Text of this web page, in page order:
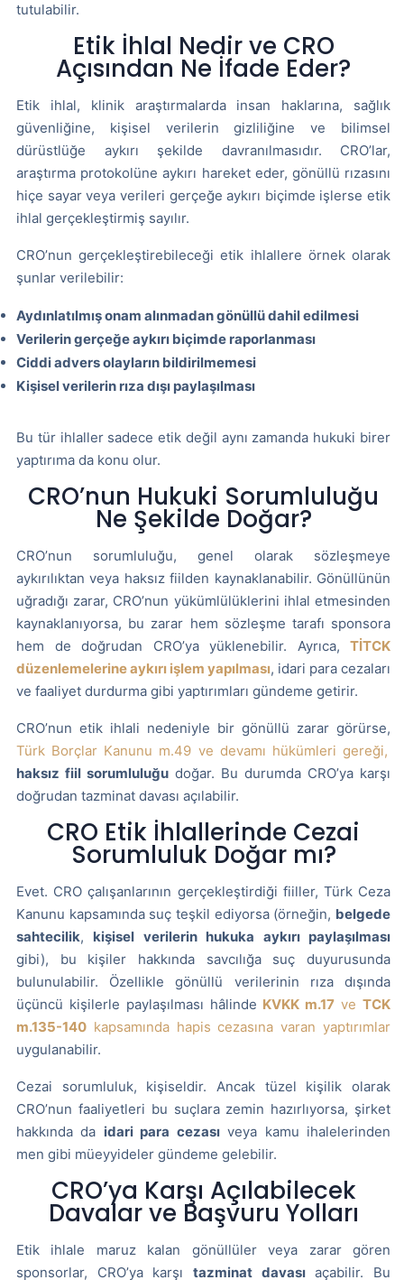
tutulabilir.
Etik İhlal Nedir ve CRO
Açısından Ne İfade Eder?
Etik ihlal, klinik araştırmalarda insan haklarına, sağlık
güvenliğine, kişisel verilerin gizliliğine ve bilimsel
dürüstlüğe aykırı şekilde davranılmasıdır. CRO’lar,
araştırma protokolüne aykırı hareket eder, gönüllü rızasını
hiçe sayar veya verileri gerçeğe aykırı biçimde işlerse etik
ihlal gerçekleştirmiş sayılır.
CRO’nun gerçekleştirebileceği etik ihlallere örnek olarak
şunlar verilebilir:
Aydınlatılmış onam alınmadan gönüllü dahil edilmesi
Verilerin gerçeğe aykırı biçimde raporlanması
Ciddi advers olayların bildirilmemesi
Kişisel verilerin rıza dışı paylaşılması
Bu tür ihlaller sadece etik değil aynı zamanda hukuki birer
yaptırıma da konu olur.
CRO’nun Hukuki Sorumluluğu
Ne Şekilde Doğar?
CRO’nun sorumluluğu, genel olarak sözleşmeye
aykırılıktan veya haksız fiilden kaynaklanabilir. Gönüllünün
uğradığı zarar, CRO’nun yükümlülüklerini ihlal etmesinden
kaynaklanıyorsa, bu zarar hem sözleşme tarafı sponsora
hem de doğrudan CRO’ya yüklenebilir. Ayrıca, TİTCK
düzenlemelerine aykırı işlem yapılması, idari para cezaları
ve faaliyet durdurma gibi yaptırımları gündeme getirir.
CRO’nun etik ihlali nedeniyle bir gönüllü zarar görürse,
Türk Borçlar Kanunu m.49 ve devamı hükümleri gereği,
haksız fiil sorumluluğu doğar. Bu durumda CRO’ya karşı
doğrudan tazminat davası açılabilir.
CRO Etik İhlallerinde Cezai
Sorumluluk Doğar mı?
Evet. CRO çalışanlarının gerçekleştirdiği fiiller, Türk Ceza
Kanunu kapsamında suç teşkil ediyorsa (örneğin, belgede
sahtecilik, kişisel verilerin hukuka aykırı paylaşılması
gibi), bu kişiler hakkında savcılığa suç duyurusunda
bulunulabilir. Özellikle gönüllü verilerinin rıza dışında
üçüncü kişilerle paylaşılması hâlinde KVKK m.17 veTCK
m.135-140 kapsamında hapis cezasına varan yaptırımlar
uygulanabilir.
Cezai sorumluluk, kişiseldir. Ancak tüzel kişilik olarak
CRO’nun faaliyetleri bu suçlara zemin hazırlıyorsa, şirket
hakkında da idari para cezasıveya kamu ihalelerinden
men gibi müeyyideler gündeme gelebilir.
CRO’ya Karşı Açılabilecek
Davalar ve Başvuru Yolları
Etik ihlale maruz kalan gönüllüler veya zarar gören
sponsorlar, CRO’ya karşı tazminat davasıaçabilir. Bu